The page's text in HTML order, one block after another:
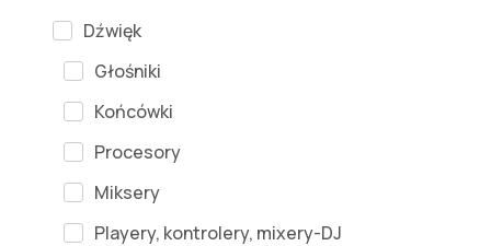
Dźwięk
Głośniki
Końcówki
Procesory
Miksery
Playery, kontrolery, mixery-DJ